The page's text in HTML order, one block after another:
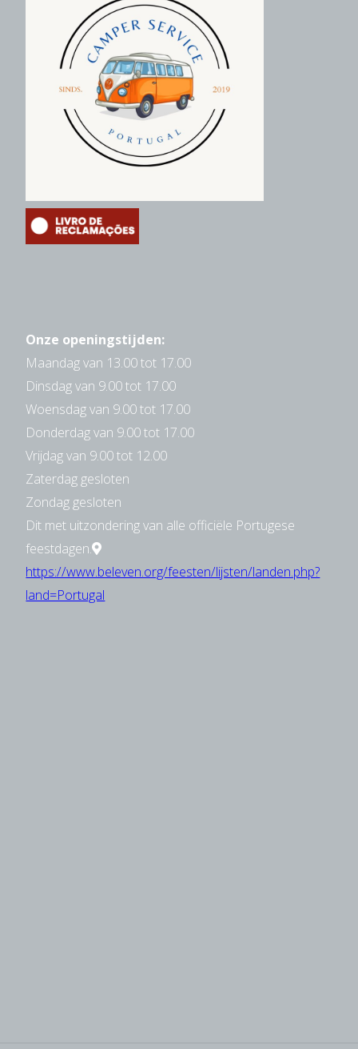
Onze openingstijden:
Maandag van 13.00 tot 17.00
Dinsdag van 9.00 tot 17.00
Woensdag van 9.00 tot 17.00
Donderdag van 9.00 tot 17.00
Vrijdag van 9.00 tot 12.00
Zaterdag gesloten
Zondag gesloten
Dit met uitzondering van alle officiële Portugese
feestdagen.
https://www.beleven.org/feesten/lijsten/landen.php?
land=Portugal